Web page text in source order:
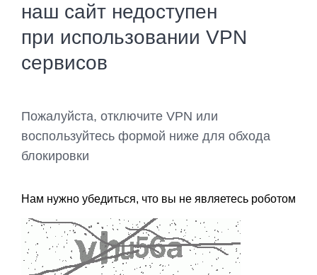
наш сайт недоступен
при использовании VPN
сервисов
Пожалуйста, отключите VPN или
воспользуйтесь формой ниже для обхода
блокировки
Нам нужно убедиться, что вы не являетесь роботом